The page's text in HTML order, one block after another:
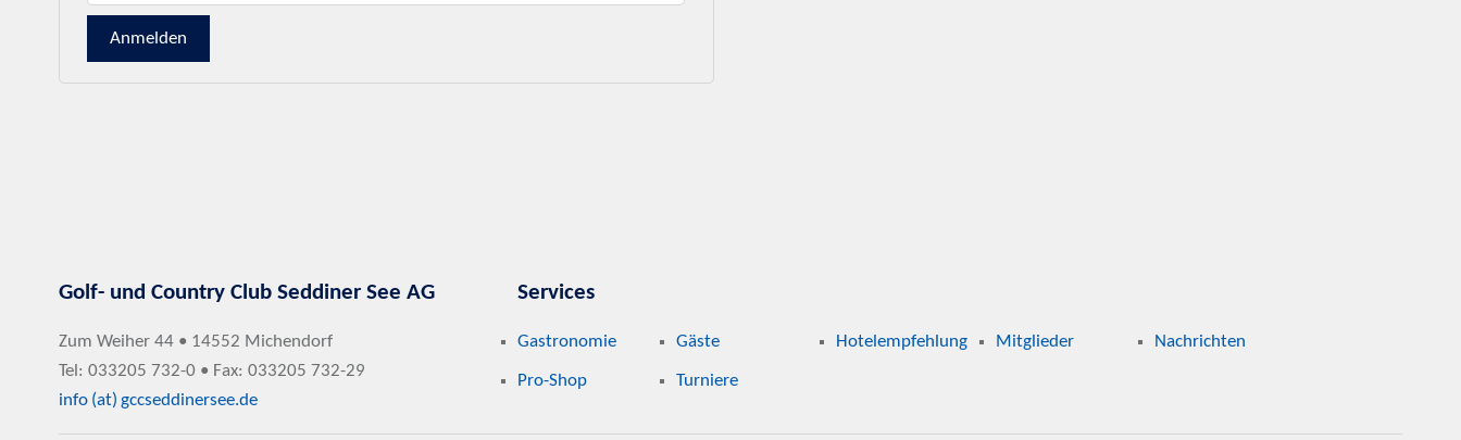
Golf- und Country Club Seddiner See AG
Zum Weiher 44 • 14552 Michendorf
Tel: 033205 732-0 • Fax: 033205 732-29
info (at) gccseddinersee.de
Services
Gastronomie Gäste Hotelempfehlung Mitglieder Nachrichten
Pro-Shop Turniere